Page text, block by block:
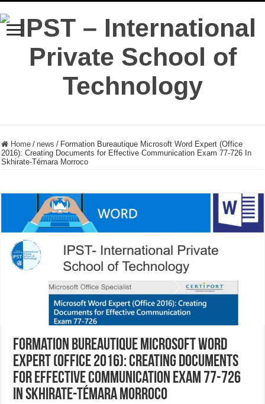
Home / news / Formation Bureautique Microsoft Word Expert (Office
2016): Creating Documents for Effective Communication Exam 77-726 In
Skhirate-Témara Morroco
Formation Bureautique Microsoft Word
Expert (Office 2016): Creating Documents
for Effective Communication Exam 77-726
In Skhirate-Témara Morroco